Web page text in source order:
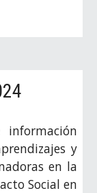
4
y
en la
Social en